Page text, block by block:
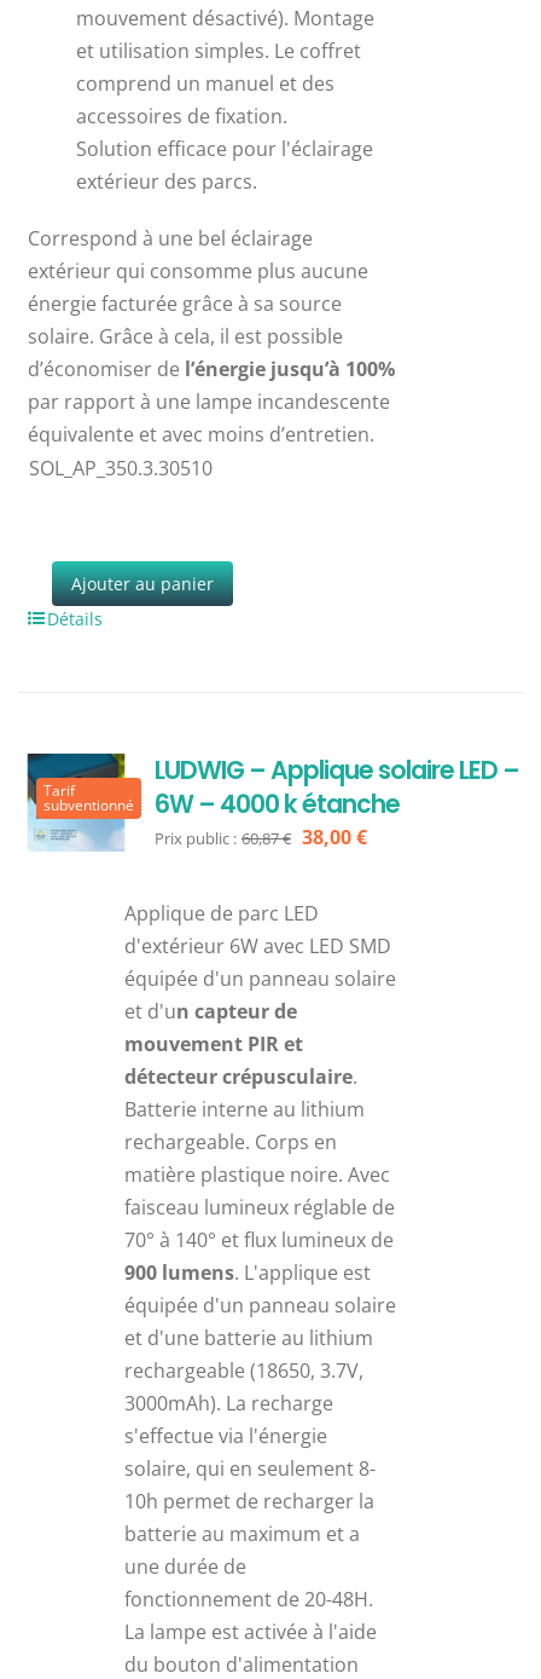
mouvement désactivé). Montage
et utilisation simples. Le coffret
comprend un manuel et des
accessoires de fixation.
Solution efficace pour l'éclairage
extérieur des parcs.
Correspond à une bel éclairage
extérieur qui consomme plus aucune
énergie facturée grâce à sa source
solaire. Grâce à cela, il est possible
d’économiser de l’énergie jusqu’à 100%
par rapport à une lampe incandescente
équivalente et avec moins d’entretien.
SOL_AP_350.3.30510
Ajouter au panier
Détails
Tarif
subventionné
LUDWIG – Applique solaire LED –
6W – 4000 k étanche
Prix public : 60,87€ Le
initial
était :
60,87 €.
38,00€Le
est :
38,00 €.
Applique de parc LED
d'extérieur 6W avec LED SMD
équipée d'un panneau solaire
et d'un capteur de
mouvement PIR et
détecteur crépusculaire.
Batterie interne au lithium
rechargeable. Corps en
matière plastique noire. Avec
faisceau lumineux réglable de
70° à 140° et flux lumineux de
900 lumens. L'applique est
équipée d'un panneau solaire
et d'une batterie au lithium
rechargeable (18650, 3.7V,
3000mAh). La recharge
s'effectue via l'énergie
solaire, qui en seulement 8-
10h permet de recharger la
batterie au maximum et a
une durée de
fonctionnement de 20-48H.
La lampe est activée à l'aide
du bouton d'alimentation